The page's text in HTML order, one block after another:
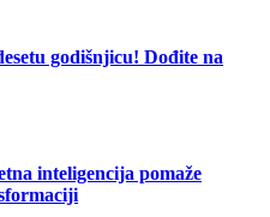
godišnjicu! Dođite na
inteligencija pomaže